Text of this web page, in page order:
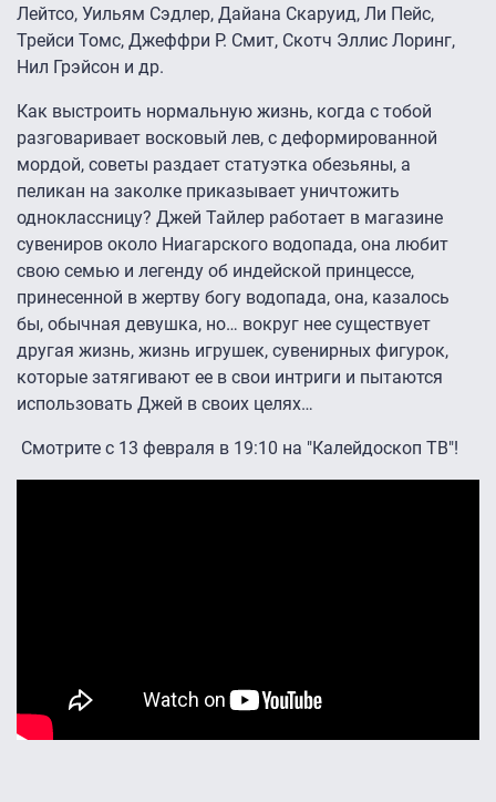
Лейтсо, Уильям Сэдлер, Дайана Скаруид, Ли Пейс,
Трейси Томс, Джеффри Р. Смит, Скотч Эллис Лоринг,
Нил Грэйсон и др.
Как выстроить нормальную жизнь, когда с тобой
разговаривает восковый лев, с деформированной
мордой, советы раздает статуэтка обезьяны, а
пеликан на заколке приказывает уничтожить
одноклассницу? Джей Тайлер работает в магазине
сувениров около Ниагарского водопада, она любит
свою семью и легенду об индейской принцессе,
принесенной в жертву богу водопада, она, казалось
бы, обычная девушка, но… вокруг нее существует
другая жизнь, жизнь игрушек, сувенирных фигурок,
которые затягивают ее в свои интриги и пытаются
использовать Джей в своих целях…
Смотрите с 13 февраля в 19:10 на "Калейдоскоп ТВ"!